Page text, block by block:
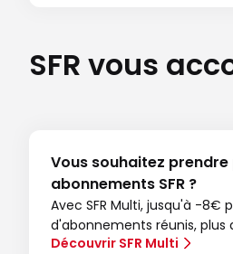
SFR vous
Vous souhaitez prendre
abonnements SFR ?
Avec SFR Multi, jusqu'à -8€
d'abonnements réunis, plus
Découvrir SFR Multi